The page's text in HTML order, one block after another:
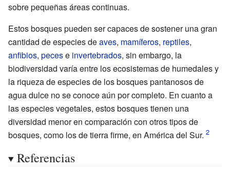
sobre pequeñas áreas continuas.
Estos bosques pueden ser capaces de sostener una gran
cantidad de especies deaves, mamíferos, reptiles,
anfibios, pecese invertebrados, sin embargo, la
biodiversidad varía entre los ecosistemas de humedales y
la riqueza de especies de los bosques pantanosos de
agua dulce no se conoce aún por completo. En cuanto a
las especies vegetales, estos bosques tienen una
diversidad menor en comparación con otros tipos de
bosques, como los de tierra firme, en América del Sur.
Referencias